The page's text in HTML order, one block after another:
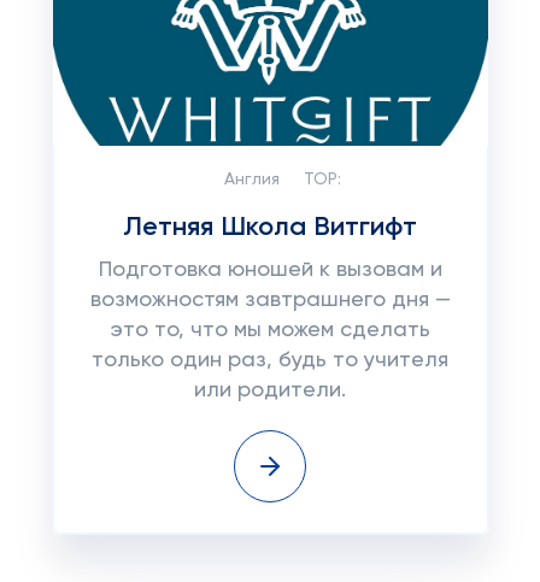
Англия TOP:
Летняя Школа Витгифт
Подготовка юношей к вызовам и
возможностям завтрашнего дня —
это то, что мы можем сделать
только один раз, будь то учителя
или родители.